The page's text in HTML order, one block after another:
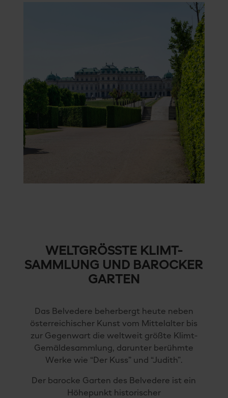
WELTGRÖSSTE KLIMT-
SAMMLUNG UND BAROCKER
GARTEN
Das Belvedere beherbergt heute neben
österreichischer Kunst vom Mittelalter bis
zur Gegenwart die weltweit größte Klimt-
Gemäldesammlung, darunter berühmte
Werke wie “Der Kuss” und “Judith”.
Der barocke Garten des Belvedere ist ein
Höhepunkt historischer